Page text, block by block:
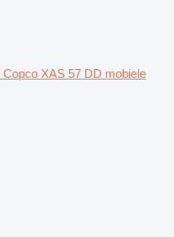
Copco XAS 57 DD mobiele